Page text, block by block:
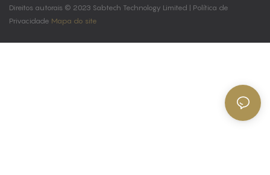
Direitos autorais © 2023 Sabtech Technology Limited | Política de
Privacidade Mapa do site